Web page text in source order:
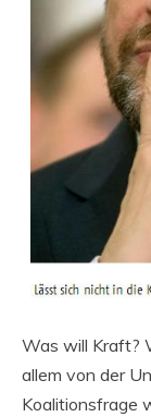
Was will Kraft?
allem von der
Koalitionsfrage